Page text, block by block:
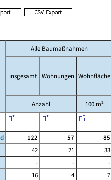
Alle Baumaßnahmen
insgesamt Wohnungen Wohnfläche
Anzahl 100 m²
122 57 85
42 21 33
- - -
16 4 7